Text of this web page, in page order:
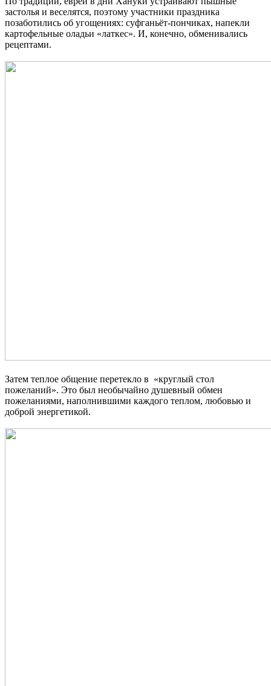
застолья и веселятся, поэтому участники праздника
позаботились об угощениях: суфганьёт-пончиках, напекли
картофельные оладьи «латкес». И, конечно, обменивались
рецептами.
Затем теплое общение перетекло в «круглый стол
пожеланий». Это был необычайно душевный обмен
пожеланиями, наполнившими каждого теплом, любовью и
доброй энергетикой.